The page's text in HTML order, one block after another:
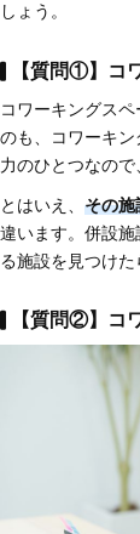
しょう。
【質問①】コ
コワーキングスペ
のも、コワーキン
力のひとつなので
とはいえ、 その施
違います。併設施
る施設を見つけた
【質問②】コ